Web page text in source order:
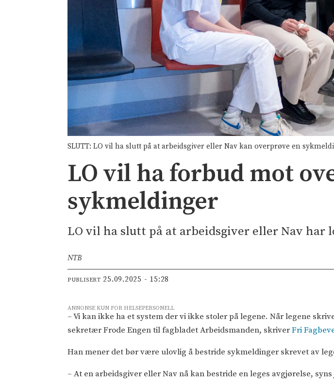
SLUTT: LO vil ha slutt på at arbeidsgiver eller Nav kan overprøve en
LO vil ha forbud mot
sykmeldinger
LO vil ha slutt på at arbeidsgiver eller Nav har
NTB
PUBLISERT 25.09.2025 - 15:28
ANNONSE KUN FOR HELSEPERSONELL
– Vi kan ikke ha et system der vi ikke stoler på legene. Når legene
sekretær Frode Engen til fagbladet Arbeidsmanden, skriverFri
Han mener det bør være ulovlig å bestride sykmeldinger skrevet av
– At en arbeidsgiver eller Nav nå kan bestride en leges avgjørelse,